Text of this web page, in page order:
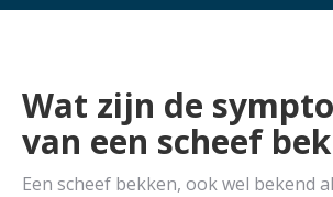
Wat zijn de
van een scheef
Een scheef bekken, ook wel bekend